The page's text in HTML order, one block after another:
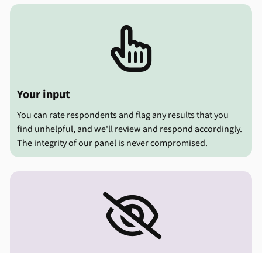

Your input
You can rate respondents and flag any results that you
find unhelpful, and we'll review and respond accordingly.
The integrity of our panel is never compromised.
